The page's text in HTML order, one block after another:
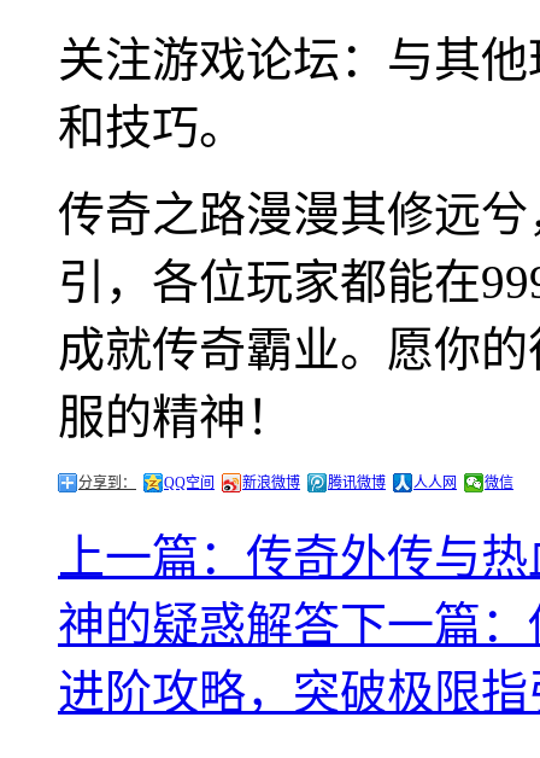
关注游戏论坛：与其
和技巧。
传奇之路漫漫其修远
引，各位玩家都能在
成就传奇霸业。愿你
服的精神！
分享到： QQ空间 新浪微博 腾讯微博 人人网 微信
上一篇：传奇外传与
神的疑惑解答下一篇
进阶攻略，突破极限指